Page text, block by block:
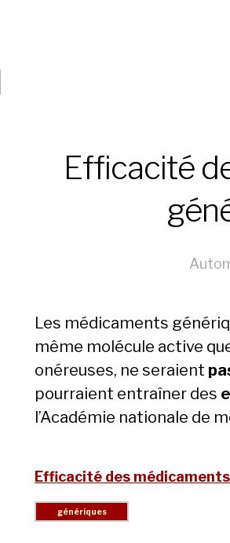
Efficacité
Les médicaments
même molécule active
onéreuses, ne seraient
pourraient entraîner des
l’Académie nationale de
Efficacité des